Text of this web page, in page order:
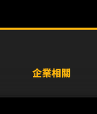
企業相關